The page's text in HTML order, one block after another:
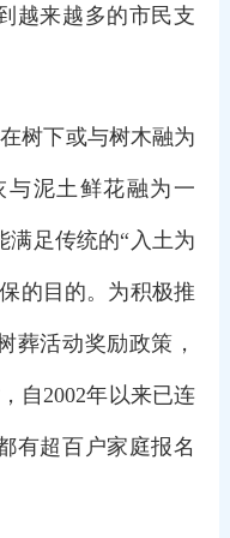
越来越多的市民支
树下或与树木融为
泥土鲜花融为一
满足传统的“入土为
的目的。为积极推
葬活动奖励政策，
自2002年以来已连
有超百户家庭报名